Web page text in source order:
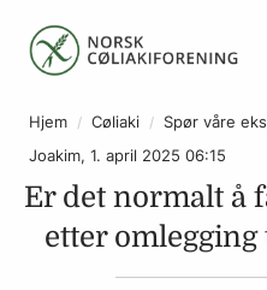
Hjem Cøliaki Spør våre
Joakim, 1. april 2025 06:15
Er det normalt å
etter